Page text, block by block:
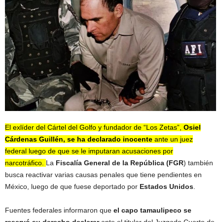
El exlíder del Cártel del Golfo y fundador de “Los Zetas”, Osiel
Cárdenas Guillén, se ha declarado inocente ante un juez
federal luego de que se le imputaran acusaciones por
narcotráfico. La Fiscalía General de la República (FGR) también
busca reactivar varias causas penales que tiene pendientes en
México, luego de que fuese deportado por Estados Unidos
Fuentes federales informaron que el capo tamaulipeco se